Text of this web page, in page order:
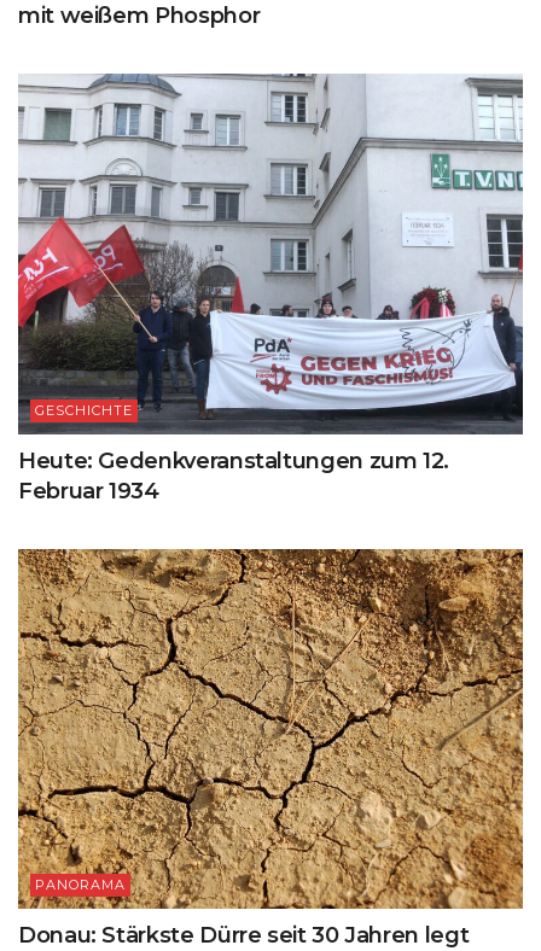
mit weißem Phosphor
GESCHICHTE
Heute: Gedenkveranstaltungen zum 12.
Februar 1934
PANORAMA
Donau: Stärkste Dürre seit 30 Jahren legt